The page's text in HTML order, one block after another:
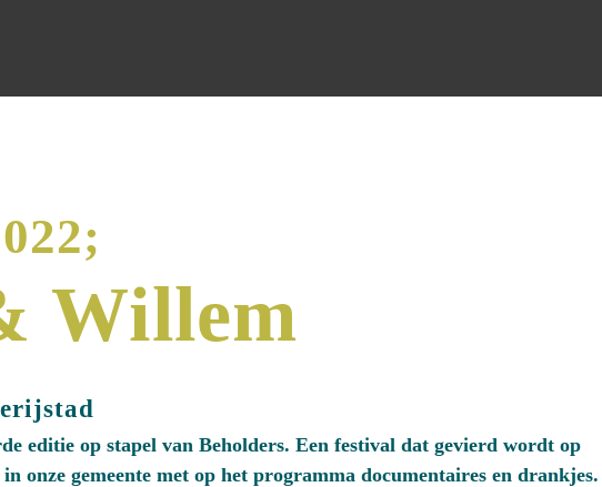
Willem
editie op stapel van Beholders. Een festival dat gevierd wordt op
onze gemeente met op het programma documentaires en drankjes.